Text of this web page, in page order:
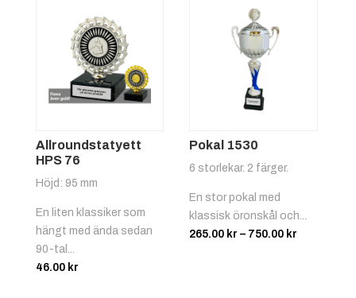
Allroundstatyett
HPS 76
Höjd: 95 mm
En liten klassiker som
hängt med ända sedan
90-tal...
46.00 kr
Pokal 1530
6 storlekar. 2 färger.
En stor pokal med
klassisk öronskål och...
265.00 kr – 750.00 kr